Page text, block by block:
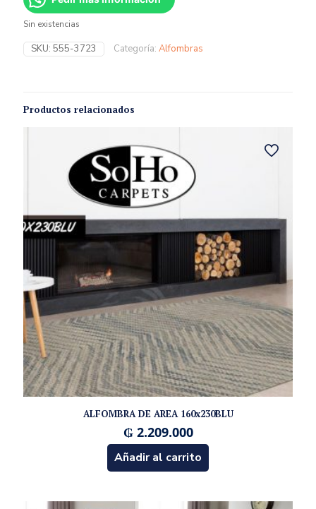
Sin existencias
SKU: 555-3723 Categoría: Alfombras
Productos relacionados
ALFOMBRA DE AREA 160x230BLU
₲2.209.000
Añadir al carrito